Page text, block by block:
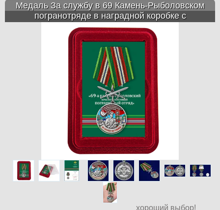
Медаль За службу в 69 Камень-Рыболовском
погранотряде в наградной коробке с
удостоверением в комплекте
хороший выбор!